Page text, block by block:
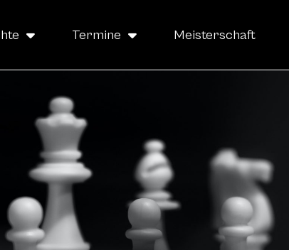
Termine Meisterschaft